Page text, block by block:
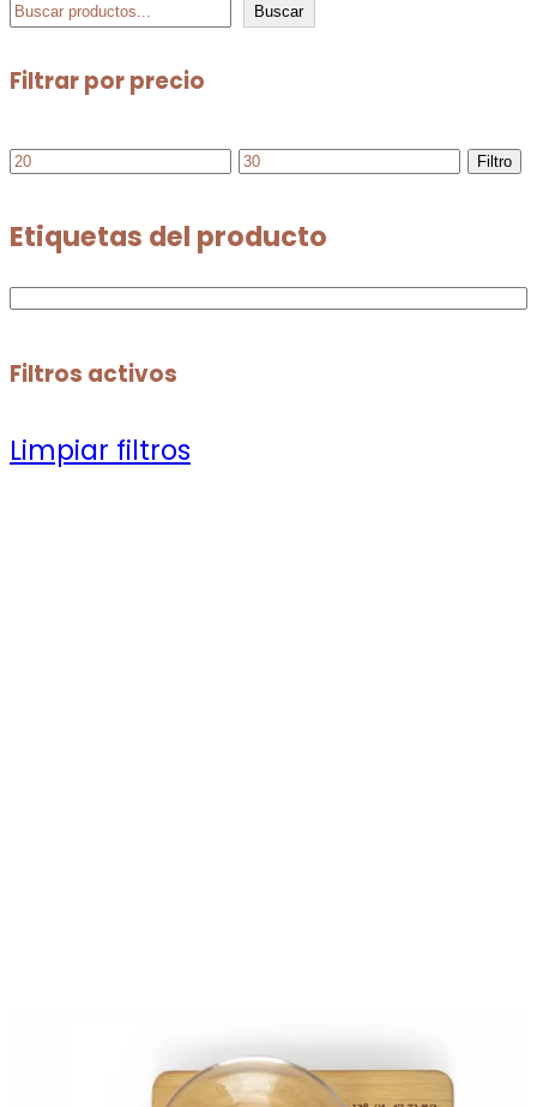
Buscar
Filtrar por precio
Filtro
Etiquetas del producto
Filtros activos
Limpiar filtros